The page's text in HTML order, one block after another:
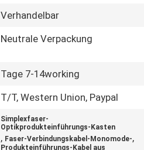
Verhandelbar
Neutrale Verpackung
Tage 7-14working
T/T, Western Union, Paypal
Simplexfaser-
Optikprodukteinführungs-Kasten
, Faser-Verbindungskabel-Monomode-,
Produkteinführungs-Kabel aus